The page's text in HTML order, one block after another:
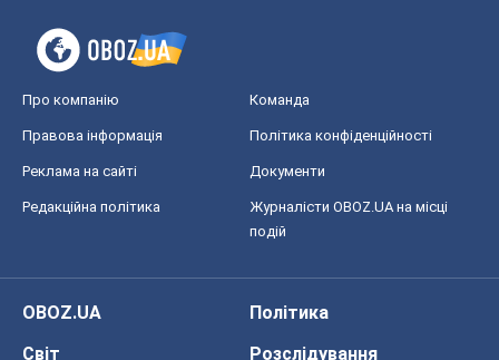
Про компанію Команда
Правова інформація Політика конфіденційності
Реклама на сайті Документи
Редакційна політика
Журналісти OBOZ.UA на місці
подій
OBOZ.UA
Політика
Світ
Розслідування